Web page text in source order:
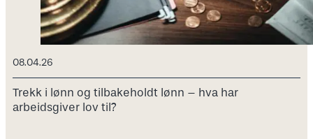
08.04.26
Trekk i lønn og tilbakeholdt lønn – hva har
arbeidsgiver lov til?